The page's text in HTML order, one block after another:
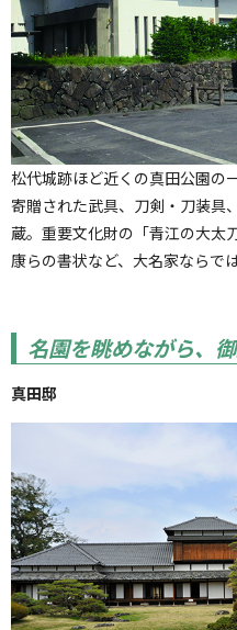
松代城跡ほど近くの真田公園の
寄贈された武具、刀剣・刀装具
蔵。重要文化財の「青江の大太
康らの書状など、大名家ならで
名園を眺めながら、
真田邸